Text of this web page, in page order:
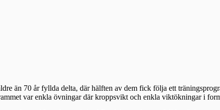
än 70 år fyllda delta, där hälften av dem fick följa ett
var enkla övningar där kroppsvikt och enkla viktökningar i